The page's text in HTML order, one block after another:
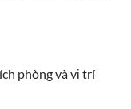
phòng và vị trí